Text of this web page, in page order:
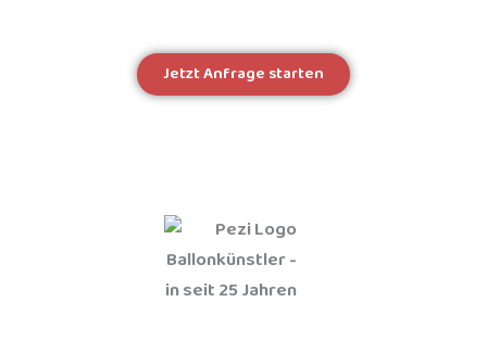
Jetzt Anfrage starten